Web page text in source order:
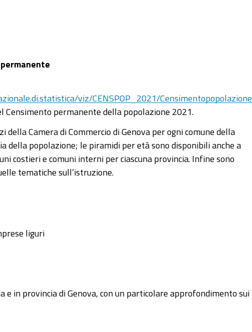
viz/CENSPOP_2021/Censimentopopolazione
Censimento permanente della popolazione 2021.
Camera di Commercio di Genova per ogni comune della
della popolazione; le piramidi per età sono disponibili anche a
costieri e comuni interni per ciascuna provincia. Infine sono
tematiche sull’istruzione.
liguri
in provincia di Genova, con un particolare approfondimento sui